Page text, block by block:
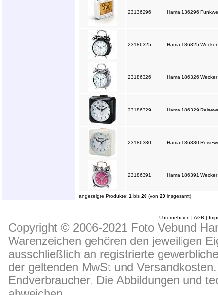
23136296 Hama 136296
23186325 Hama 186325
23186326 Hama 186326
23186329 Hama 186329
23186330 Hama 186330
23186391 Hama 186391
angezeigte Produkte: 1 bis 20 (von 29 insgesamt)
Unternehmen | AGB |
Copyright © 2006-2021 Foto Vebund
Warenzeichen gehören den jeweiligen
ausschließlich an registrierte
der geltenden MwSt und
Endverbraucher. Die Abbildungen und